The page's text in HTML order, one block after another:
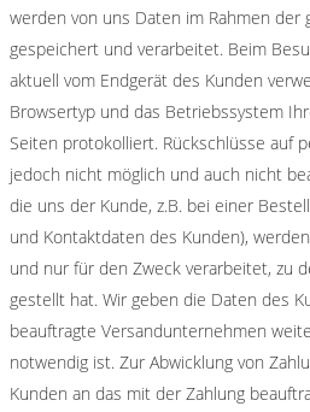
werden von uns Daten im Rahmen
gespeichert und verarbeitet. Beim
aktuell vom Endgerät des Kunden
Browsertyp und das Betriebssystem
Seiten protokolliert. Rückschlüsse auf
jedoch nicht möglich und auch nicht
die uns der Kunde, z.B. bei einer
und Kontaktdaten des Kunden),
und nur für den Zweck verarbeitet, zu
gestellt hat. Wir geben die Daten des
beauftragte Versandunternehmen
notwendig ist. Zur Abwicklung von
Kunden an das mit der Zahlung